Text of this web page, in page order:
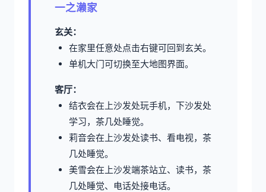
一之濑家
玄关：
在家里任意处点击右键可回到玄关。
单机大门可切换至大地图界面。
客厅：
结衣会在上沙发处玩手机，下沙发处
学习，茶几处睡觉。
莉音会在上沙发处读书、看电视，茶
几处睡觉。
美雪会在上沙发端茶站立、读书，茶
几处睡觉、电话处接电话。